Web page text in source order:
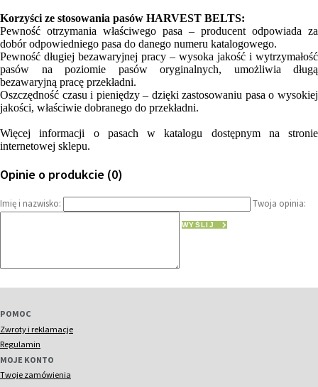
Korzyści ze stosowania pasów HARVEST BELTS:
Pewność otrzymania właściwego pasa – producent odpowiada za
dobór odpowiedniego pasa do danego numeru katalogowego.
Pewność długiej bezawaryjnej pracy – wysoka jakość i wytrzymałość
pasów na poziomie pasów oryginalnych, umożliwia długą
bezawaryjną pracę przekładni.
Oszczędność czasu i pieniędzy – dzięki zastosowaniu pasa o wysokiej
jakości, właściwie dobranego do przekładni.
Więcej informacji o pasach w katalogu dostępnym na stronie
internetowej sklepu.
Opinie o produkcie (0)
Imię i nazwisko: Twoja opinia:
WYŚLIJ
POMOC
Zwroty i reklamacje
Regulamin
MOJE KONTO
Twoje zamówienia